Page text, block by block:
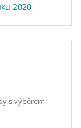
2020
s výběrem